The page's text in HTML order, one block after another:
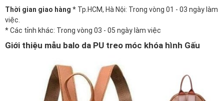
Thời gian giao hàng * Tp.HCM, Hà Nội: Trong vòng 01 - 03 ngày làm
việc.
* Các tỉnh khác: Trong vòng 03 - 05 ngày làm việc
Giới thiệu mẫu balo da PU treo móc khóa hình Gấu